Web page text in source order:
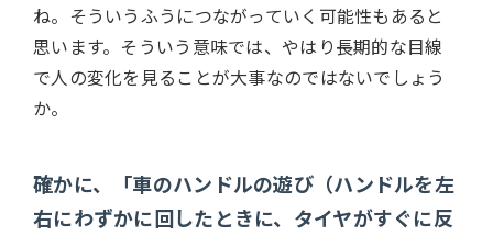
ね。そういうふうにつながっていく可能性もあると
思います。そういう意味では、やはり長期的な目線
で人の変化を見ることが大事なのではないでしょう
か。
確かに、「車のハンドルの遊び（ハンドルを左
右にわずかに回したときに、タイヤがすぐに反